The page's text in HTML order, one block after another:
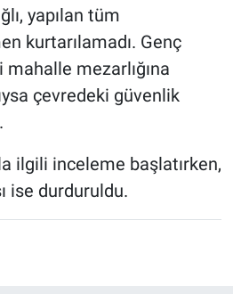
yapılan tüm
kurtarılamadı. Genç
mezarlığına
çevredeki güvenlik
ilgili inceleme başlatırken,
ise durduruldu.